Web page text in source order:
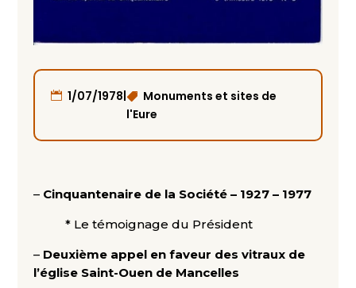
1/07/1978|
Monuments et sites de
l'Eure
– Cinquantenaire de la Société – 1927 – 1977
* Le témoignage du Président
– Deuxième appel en faveur des vitraux de
l’église Saint-Ouen de Mancelles